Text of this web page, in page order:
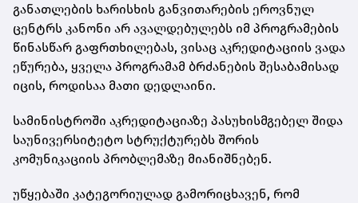
განათლების ხარისხის განვითარების ეროვნულ
ცენტრს კანონი არ ავალდებულებს იმ პროგრამების
წინასწარ გაფრთხილებას, ვისაც აკრედიტაციის ვადა
ეწურება, ყველა პროგრამამ ბრძანების შესაბამისად
იცის, როდისაა მათი დედლაინი.
სამინისტროში აკრედიტაციაზე პასუხისმგებელ შიდა
საუნივერსიტეტო სტრუქტურებს შორის
კომუნიკაციის პრობლემაზე მიანიშნებენ.
უწყებაში კატეგორიულად გამორიცხავენ, რომ